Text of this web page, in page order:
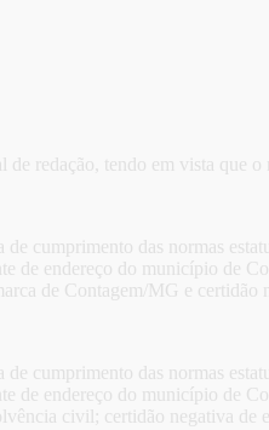
redação, tendo em vista que
cumprimento das normas
de endereço do município de
de Contagem/MG e
cumprimento das normas
de endereço do município de
civil; certidão negativa de